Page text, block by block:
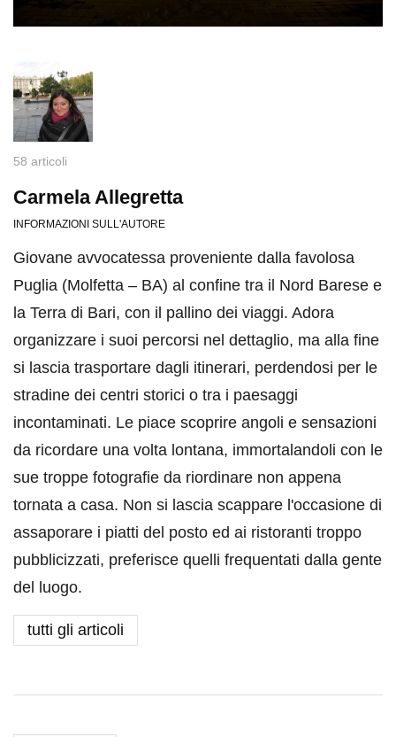
58 articoli
Carmela Allegretta
INFORMAZIONI SULL'AUTORE
Giovane avvocatessa proveniente dalla favolosa
Puglia (Molfetta – BA) al confine tra il Nord Barese e
la Terra di Bari, con il pallino dei viaggi. Adora
organizzare i suoi percorsi nel dettaglio, ma alla fine
si lascia trasportare dagli itinerari, perdendosi per le
stradine dei centri storici o tra i paesaggi
incontaminati. Le piace scoprire angoli e sensazioni
da ricordare una volta lontana, immortalandoli con le
sue troppe fotografie da riordinare non appena
tornata a casa. Non si lascia scappare l'occasione di
assaporare i piatti del posto ed ai ristoranti troppo
pubblicizzati, preferisce quelli frequentati dalla gente
del luogo.
tutti gli articoli